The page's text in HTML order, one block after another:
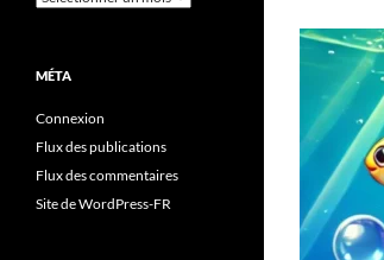
MÉTA
Connexion
Flux des publications
Flux des commentaires
Site de WordPress-FR